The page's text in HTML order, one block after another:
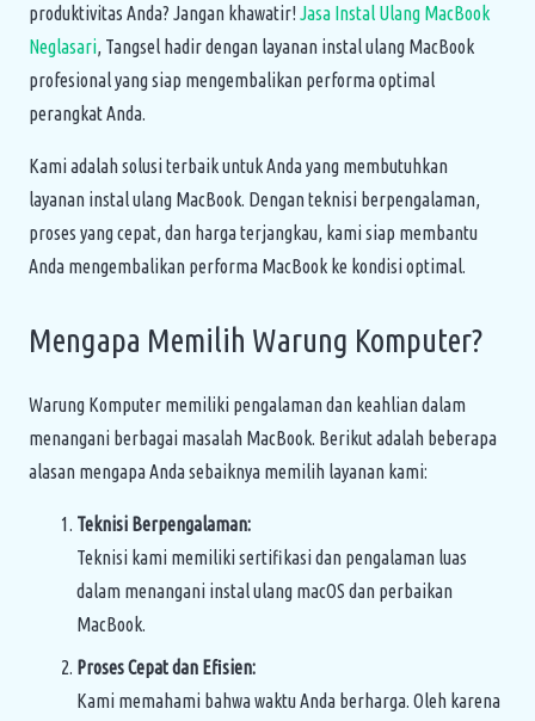
produktivitas Anda? Jangan khawatir!Jasa Instal Ulang MacBook
Neglasari, Tangsel hadir dengan layanan instal ulang MacBook
profesional yang siap mengembalikan performa optimal
perangkat Anda.
Kami adalah solusi terbaik untuk Anda yang membutuhkan
layanan instal ulang MacBook. Dengan teknisi berpengalaman,
proses yang cepat, dan harga terjangkau, kami siap membantu
Anda mengembalikan performa MacBook ke kondisi optimal.
Mengapa Memilih Warung Komputer?
Warung Komputer memiliki pengalaman dan keahlian dalam
menangani berbagai masalah MacBook. Berikut adalah beberapa
alasan mengapa Anda sebaiknya memilih layanan kami:
Teknisi Berpengalaman:
Teknisi kami memiliki sertifikasi dan pengalaman luas
dalam menangani instal ulang macOS dan perbaikan
MacBook.
Proses Cepat dan Efisien:
Kami memahami bahwa waktu Anda berharga. Oleh karena